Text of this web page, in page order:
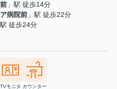
」駅 徒歩14分
病院前 」駅 徒歩22分
駅 徒歩24分
TVモニタ カウンター